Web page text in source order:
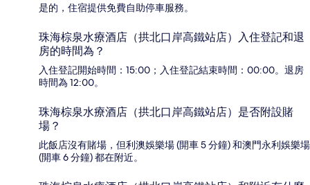
是的，住宿提供免費自助停車服務。
珠海棕泉水療酒店（拱北口岸高鐵站店）入住登記和退
房的時間為？
入住登記開始時間：15:00；入住登記結束時間：00:00。退房
時間為 12:00。
珠海棕泉水療酒店（拱北口岸高鐵站店）是否附設賭
場？
此飯店沒有賭場，但利澳娛樂場 (開車 5 分鐘) 和澳門永利娛樂場
(開車 6 分鐘) 都在附近。